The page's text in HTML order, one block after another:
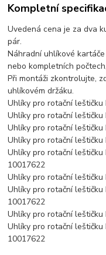
Kompletní
Uvedená cena je za dva
pár.
Náhradní uhlíkové
nebo kompletních
Při montáži zkontrolujte,
uhlíkovém držáku.
Uhlíky pro rotační
Uhlíky pro rotační
Uhlíky pro rotační
Uhlíky pro rotační
Uhlíky pro rotační
10017622
Uhlíky pro rotační
Uhlíky pro rotační
10017622
Uhlíky pro rotační
Uhlíky pro rotační
10017622